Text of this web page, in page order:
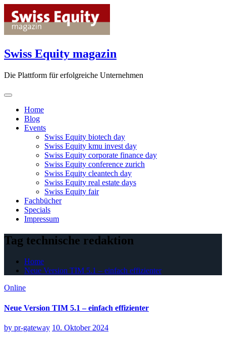
content
Swiss Equity magazin
Die Plattform für erfolgreiche Unternehmen
Home
Blog
Events
Swiss Equity biotech day
Swiss Equity kmu invest day
Swiss Equity corporate finance day
Swiss Equity conference zurich
Swiss Equity cleantech day
Swiss Equity real estate days
Swiss Equity fair
Fachbücher
Specials
Impressum
Tag technische redaktion
Home
Neue Version TIM 5.1 – einfach effizienter
Online
Neue Version TIM 5.1 – einfach effizienter
by pr-gateway 10. Oktober 2024